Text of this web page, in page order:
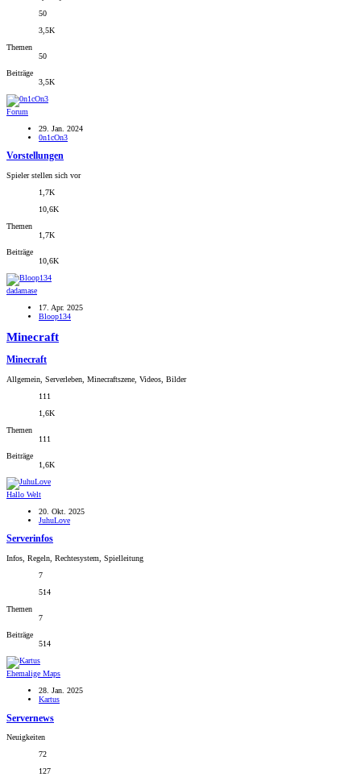
50
3,5K
Themen
50
Beiträge
3,5K
Forum
29. Jan. 2024
0n1cOn3
Vorstellungen
Spieler stellen sich vor
1,7K
10,6K
Themen
1,7K
Beiträge
10,6K
dadamase
17. Apr. 2025
Bloop134
Minecraft
Minecraft
Allgemein, Serverleben, Minecraftszene, Videos, Bilder
111
1,6K
Themen
111
Beiträge
1,6K
Hallo Welt
20. Okt. 2025
JuhuLove
Serverinfos
Infos, Regeln, Rechtesystem, Spielleitung
7
514
Themen
7
Beiträge
514
Ehemalige Maps
28. Jan. 2025
Kartus
Servernews
Neuigkeiten
72
127